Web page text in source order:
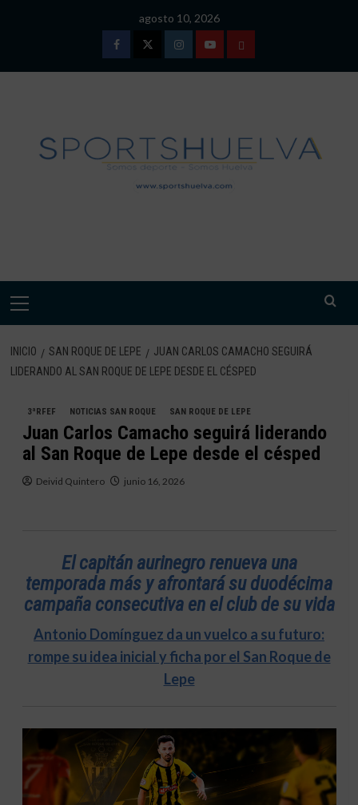
agosto 10, 2026
FacebookTwitterInstagramYoutubeTÉRMINOS
DE
USO
Menú
INICIO SAN ROQUE DE LEPE
JUAN CARLOS CAMACHO SEGUIRÁ
LIDERANDO AL SAN ROQUE DE LEPE DESDE EL CÉSPED
3ªRFEF NOTICIAS SAN ROQUE SAN ROQUE DE LEPE
Juan Carlos Camacho seguirá liderando
al San Roque de Lepe desde el césped
Deivid Quintero junio 16, 2026
El capitán aurinegro renueva una
temporada más y afrontará su duodécima
campaña consecutiva en el club de su vida
Antonio Domínguez da un vuelco a su futuro:
rompe su idea inicial y ficha por el San Roque de
Lepe